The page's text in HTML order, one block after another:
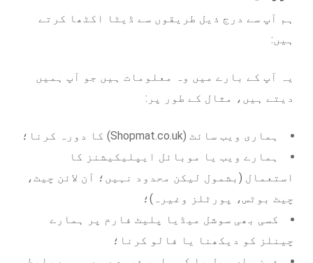
ہم آپ سے درج ذیل طریقوں سے ڈیٹا اکٹھا کرتے
ہیں:
یہ آپ کے بارے میں وہ معلومات ہیں جو آپ ہمیں
دیتے ہیں، مثال کے طور پر:
ہماری ویب سائٹ (Shopmat.co.uk) کا دورہ کرنا؛
ہمارے ویب یا موبائل ایپلیکیشنز کا
استعمال (بشمول لیکن محدود نہیں؛ آن لائن چیٹ،
چیٹ بوٹس، پورٹلز وغیرہ)؛
کسی بھی سوشل میڈیا پلیٹ فارم پر ہمارے
چینلز کو دیکھنا یا فالو کرنا؛